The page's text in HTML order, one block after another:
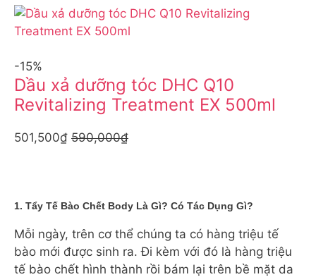
-15%
Dầu xả dưỡng tóc DHC Q10
Revitalizing Treatment EX 500ml
501,500₫ 590,000₫
1. Tẩy Tế Bào Chết Body Là Gì? Có Tác Dụng Gì?
Mỗi ngày, trên cơ thể chúng ta có hàng triệu tế
bào mới được sinh ra. Đi kèm với đó là hàng triệu
tế bào chết hình thành rồi bám lại trên bề mặt da